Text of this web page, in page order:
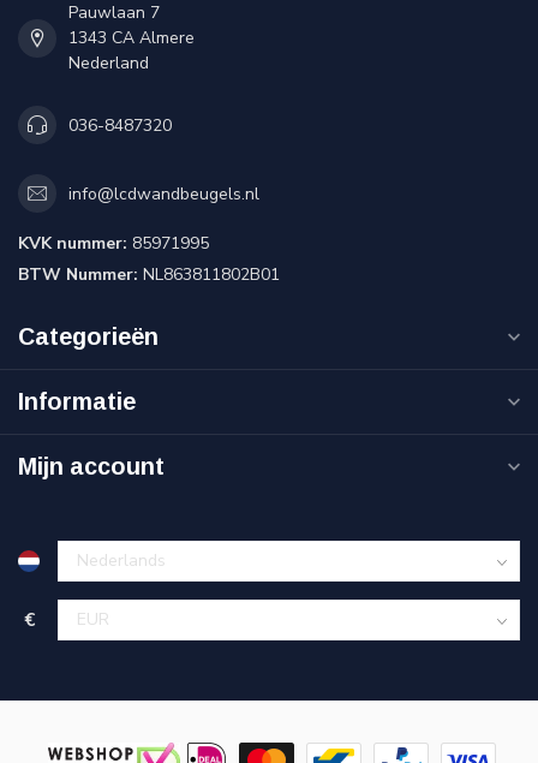
Pauwlaan 7
1343 CA Almere
Nederland
036-8487320
info@lcdwandbeugels.nl
KVK nummer: 85971995
BTW Nummer: NL863811802B01
Categorieën
Informatie
Mijn account
€